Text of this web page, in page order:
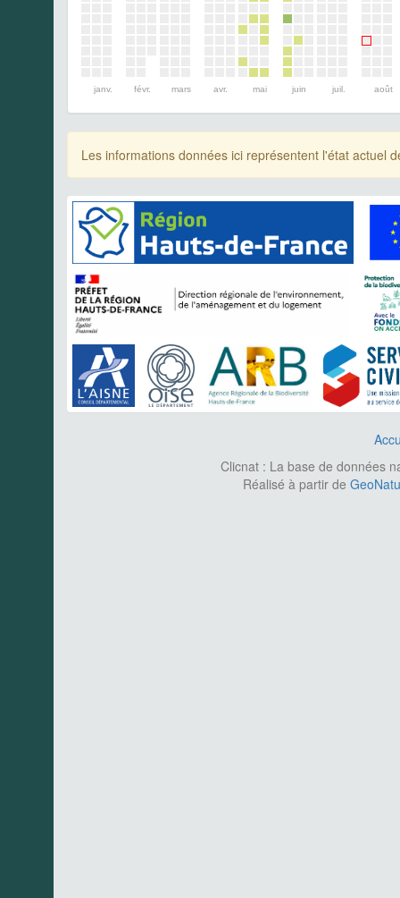
janv. févr. mars avr. mai juin juil. août
Les informations données ici représentent l'état actuel
Clicnat : La base de données
Réalisé à partir de